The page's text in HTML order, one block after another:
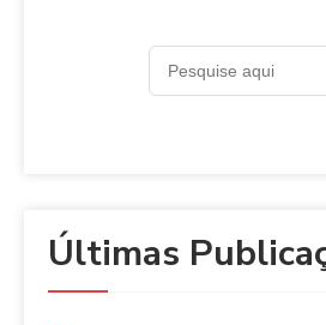
Últimas